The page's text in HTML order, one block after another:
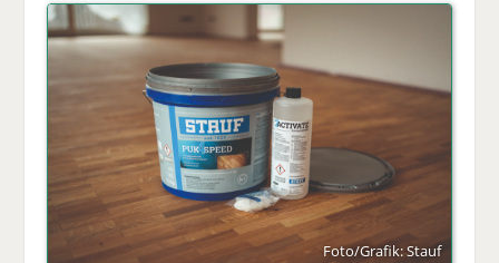
Foto/Grafik: Stauf